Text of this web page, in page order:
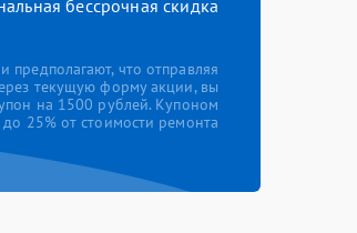
бессрочная скидка
предполагают, что отправляя
текущую форму акции, вы
на 1500 рублей. Купоном
25% от стоимости ремонта